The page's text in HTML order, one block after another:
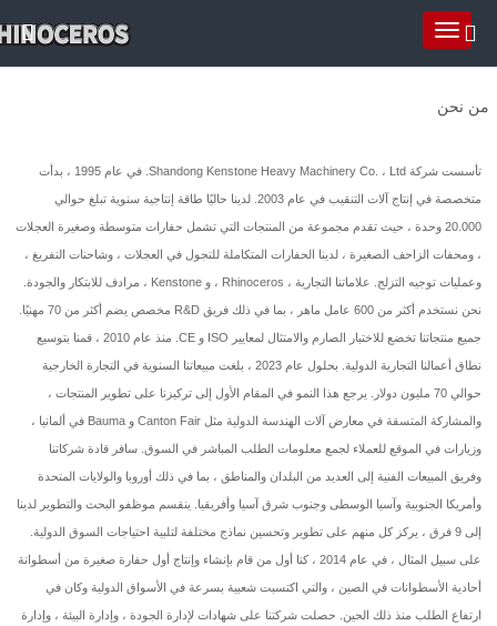
من نحن
تأسست شركة Shandong Kenstone Heavy Machinery Co. ، Ltd. في عام 1995 ، بدأت
متخصصة في إنتاج آلات التنقيب في عام 2003. لدينا حاليًا طاقة إنتاجية سنوية تبلغ حوالي
20.000 وحدة ، حيث تقدم مجموعة من المنتجات التي تشمل حفارات متوسطة وصغيرة العجلات
، ومحفات الزاحف الصغيرة ، لدينا الحفارات المتكاملة للتجول في العجلات ، وشاحنات التفريغ ،
وعمليات توجيه التزلج. علاماتنا التجارية ، Rhinoceros ، و Kenstone ، مرادف للابتكار والجودة.
نحن نستخدم أكثر من 600 عامل ماهر ، بما في ذلك فريق R&D مخصص يضم أكثر من 70 مهنيًا.
جميع منتجاتنا تخضع للاختبار الصارم والامتثال لمعايير ISO و CE. منذ عام 2010 ، قمنا بتوسيع
نطاق أعمالنا التجارية الدولية. بحلول عام 2023 ، بلغت مبيعاتنا السنوية في التجارة الخارجية
حوالي 70 مليون دولار. يرجع هذا النمو في المقام الأول إلى تركيزنا على تطوير المنتجات ،
والمشاركة المتسقة في معارض آلات الهندسة الدولية مثل Canton Fair و Bauma في ألمانيا ،
وزيارات في الموقع للعملاء لجمع معلومات الطلب المباشر في السوق. سافر قادة شركاتنا
وفريق المبيعات الفنية إلى العديد من البلدان والمناطق ، بما في ذلك أوروبا والولايات المتحدة
وأمريكا الجنوبية وآسيا الوسطى وجنوب شرق آسيا وأفريقيا. ينقسم موظفو البحث والتطوير لدينا
إلى 9 فرق ، يركز كل منهم على تطوير وتحسين نماذج مختلفة لتلبية احتياجات السوق الدولية.
على سبيل المثال ، في عام 2014 ، كنا أول من قام بإنشاء وإنتاج أول حفارة صغيرة من أسطوانة
أحادية الأسطوانات في الصين ، والتي اكتسبت شعبية بسرعة في الأسواق الدولية وكان في
ارتفاع الطلب منذ ذلك الحين. حصلت شركتنا على شهادات لإدارة الجودة ، وإدارة البيئة ، وإدارة